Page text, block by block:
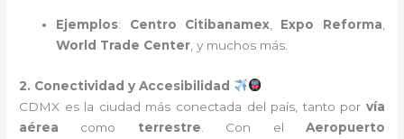
Ejemplos: Centro Citibanamex Expo Reforma
World Trade Center , y muchos más.
2. Conectividad y Accesibilidad
CDMX es la ciudad más conectada del país, tanto por vía
aérea como terrestre . Con el Aeropuerto